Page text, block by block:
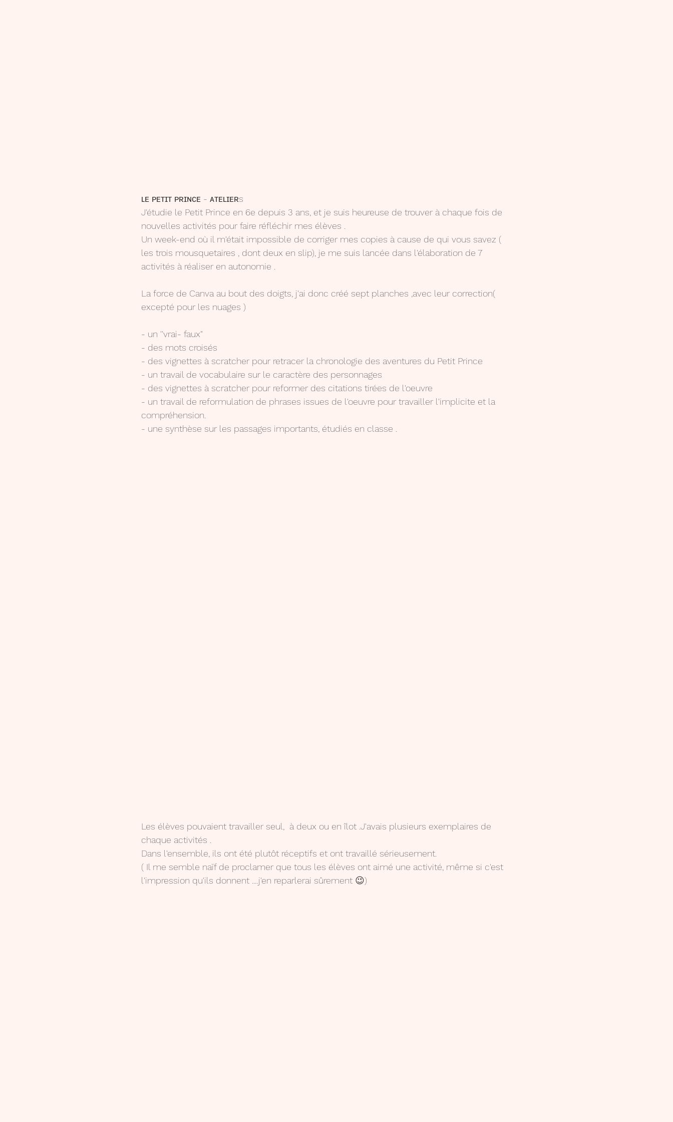
ʟᴇ ᴘᴇᴛɪᴛ ᴘʀɪɴᴄᴇ - ᴀᴛᴇʟɪᴇʀs
J'étudie le Petit Prince en 6e depuis 3 ans, et je suis heureuse de trouver à chaque fois de
nouvelles activités pour faire réfléchir mes élèves .
Un week-end où il m'était impossible de corriger mes copies à cause de qui vous savez (
les trois mousquetaires , dont deux en slip), je me suis lancée dans l'élaboration de 7
activités à réaliser en autonomie .
La force de Canva au bout des doigts, j'ai donc créé sept planches ,avec leur correction(
excepté pour les nuages )
- un ''vrai- faux"
- des mots croisés
- des vignettes à scratcher pour retracer la chronologie des aventures du Petit Prince
- un travail de vocabulaire sur le caractère des personnages
- des vignettes à scratcher pour reformer des citations tirées de l'oeuvre
- un travail de reformulation de phrases issues de l'oeuvre pour travailler l'implicite et la
compréhension.
- une synthèse sur les passages importants, étudiés en classe .
Les élèves pouvaient travailler seul,  à deux ou en îlot .J'avais plusieurs exemplaires de
chaque activités .
Dans l'ensemble, ils ont été plutôt réceptifs et ont travaillé sérieusement.
( Il me semble naïf de proclamer que tous les élèves ont aimé une activité, même si c'est
l'impression qu'ils donnent ....j'en reparlerai sûrement 😉)